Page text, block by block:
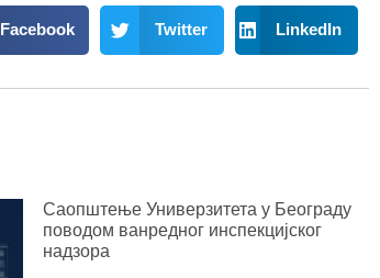
Facebook Twitter LinkedIn
Саопштење Универзитета у Београду
поводом ванредног инспекцијског
надзора